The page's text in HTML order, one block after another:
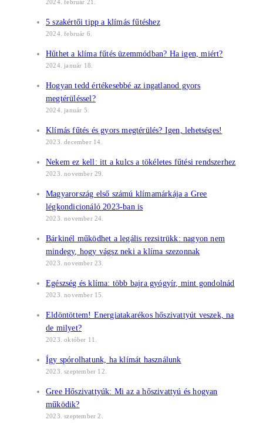
2024. február 21.
5 szakértői tipp a klímás fűtéshez
2024. február 6.
Hűthet a klíma fűtés üzemmódban? Ha igen, miért?
2024. január 18.
Hogyan tedd értékesebbé az ingatlanod gyors
megtérüléssel?
2024. január 5.
Klímás fűtés és gyors megtérülés? Igen, lehetséges!
2023. december 14.
Nekem ez kell: itt a kulcs a tökéletes fűtési rendszerhez
2023. november 29.
Magyarország első számú klímamárkája a Gree
légkondicionáló 2023-ban is
2023. november 24.
Bárkinél működhet a legális rezsitrükk: nagyon nem
mindegy, hogy vágsz neki a klíma szezonnak
2023. november 23.
Egészség és klíma: több bajra gyógyír, mint gondolnád
2023. november 15.
Eldöntöttem! Energiatakarékos hőszivattyút veszek, na
de milyet?
2023. október 11.
Így spórolhatunk, ha klímát használunk
2023. szeptember 12.
Gree Hőszivattyúk: Mi az a hőszivattyú és hogyan
működik?
2023. szeptember 2.